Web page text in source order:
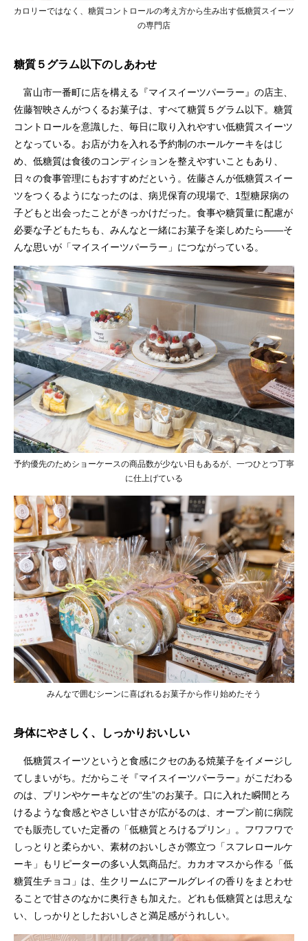
カロリーではなく、糖質コントロールの考え方から生み出す低糖質スイーツ
の専門店
糖質５グラム以下のしあわせ
富山市一番町に店を構える『マイスイーツパーラー』の店主、
佐藤智映さんがつくるお菓子は、すべて糖質５グラム以下。糖質
コントロールを意識した、毎日に取り入れやすい低糖質スイーツ
となっている。お店が力を入れる予約制のホールケーキをはじ
め、低糖質は食後のコンディションを整えやすいこともあり、
日々の食事管理にもおすすめだという。佐藤さんが低糖質スイー
ツをつくるようになったのは、病児保育の現場で、1型糖尿病の
子どもと出会ったことがきっかけだった。食事や糖質量に配慮が
必要な子どもたちも、みんなと一緒にお菓子を楽しめたら——そ
んな思いが「マイスイーツパーラー」につながっている。
予約優先のためショーケースの商品数が少ない日もあるが、一つひとつ丁寧
に仕上げている
みんなで囲むシーンに喜ばれるお菓子から作り始めたそう
身体にやさしく、しっかりおいしい
低糖質スイーツというと食感にクセのある焼菓子をイメージし
てしまいがち。だからこそ『マイスイーツパーラー』がこだわる
のは、プリンやケーキなどの“生”のお菓子。口に入れた瞬間とろ
けるような食感とやさしい甘さが広がるのは、オープン前に病院
でも販売していた定番の「低糖質とろけるプリン」。フワフワで
しっとりと柔らかい、素材のおいしさが際立つ「スフレロールケ
ーキ」もリピーターの多い人気商品だ。カカオマスから作る「低
糖質生チョコ」は、生クリームにアールグレイの香りをまとわせ
ることで甘さのなかに奥行きも加えた。どれも低糖質とは思えな
い、しっかりとしたおいしさと満足感がうれしい。